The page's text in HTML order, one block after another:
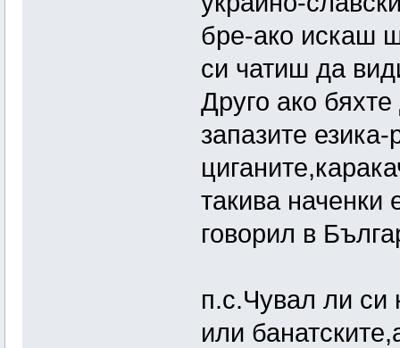
бре-ако искаш
си чатиш да
Друго ако
запазите
такива наченки
говорил в
п.с.Чувал ли си
или